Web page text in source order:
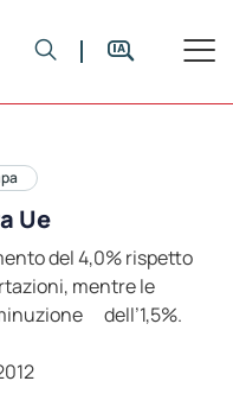
Ue
del 4,0% rispetto
mentre le
dell’1,5%.